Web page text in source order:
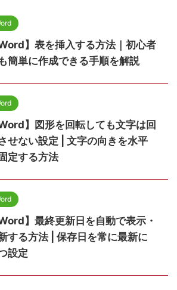
Word】表を挿入する方法｜初心者
簡単に作成できる手順を解説
Word】図形を回転しても文字は回
せない設定 | 文字の向きを水平
定する方法
Word】最終更新日を自動で表示・
する方法 | 保存日を常に最新に
設定